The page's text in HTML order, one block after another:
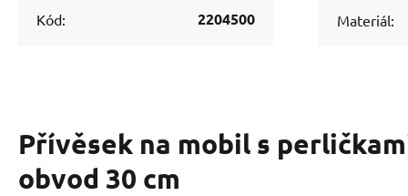
Kód: 2204500 Materiál:
Přívěsek na mobil s
obvod 30 cm